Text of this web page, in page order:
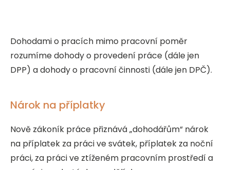
Dohodami o pracích mimo pracovní poměr
rozumíme dohody o provedení práce (dále jen
DPP) a dohody o pracovní činnosti (dále jen DPČ).
Nárok na příplatky
Nově zákoník práce přiznává „dohodářům“ nárok
na příplatek za práci ve svátek, příplatek za noční
práci, za práci ve ztíženém pracovním prostředí a